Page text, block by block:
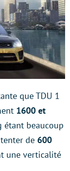
que TDU 1
1600 et
étant beaucoup
de 600
une verticalité